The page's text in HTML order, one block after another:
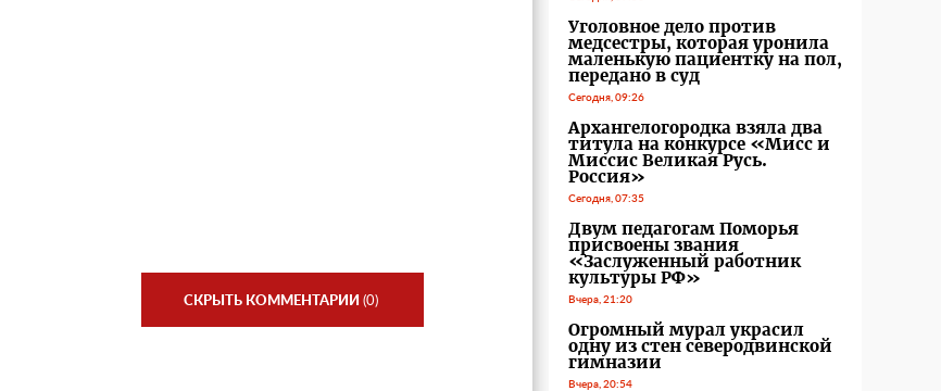
СКРЫТЬ КОММЕНТАРИИ (0)
Уголовное дело против
медсестры, которая уронила
маленькую пациентку на пол,
передано в суд
Сегодня, 09:26
Архангелогородка взяла два
титула на конкурсе «Мисс и
Миссис Великая Русь.
Россия»
Сегодня, 07:35
Двум педагогам Поморья
присвоены звания
«Заслуженный работник
культуры РФ»
Вчера, 21:20
Огромный мурал украсил
одну из стен северодвинской
гимназии
Вчера, 20:54